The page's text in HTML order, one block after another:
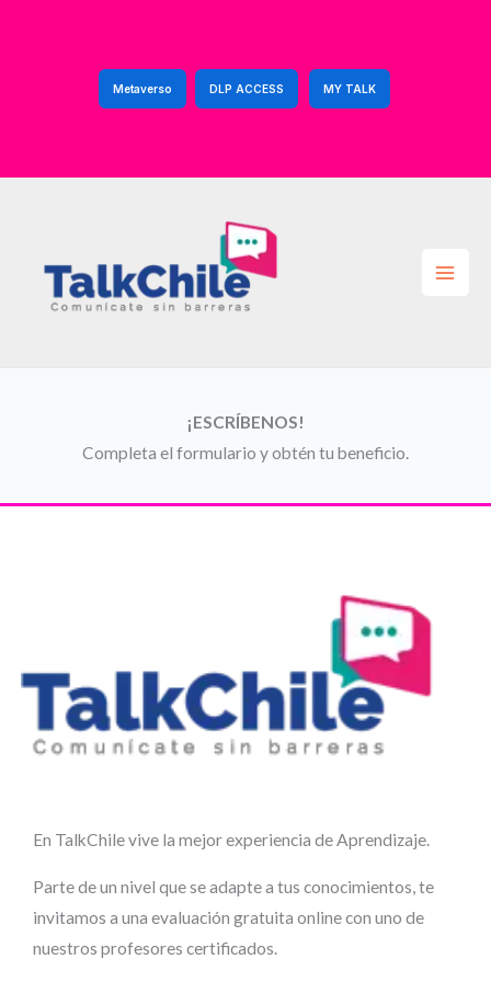
Metaverso DLP ACCESS MY TALK
¡ESCRÍBENOS!
Completa el formulario y obtén tu beneficio.
En TalkChile vive la mejor experiencia de Aprendizaje.
Parte de un nivel que se adapte a tus conocimientos, te
invitamos a una evaluación gratuita online con uno de
nuestros profesores certificados.